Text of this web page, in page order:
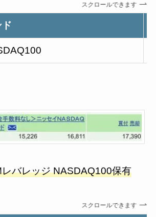
スクロールできます
バレッジ NASDAQ100保有
スクロールできます